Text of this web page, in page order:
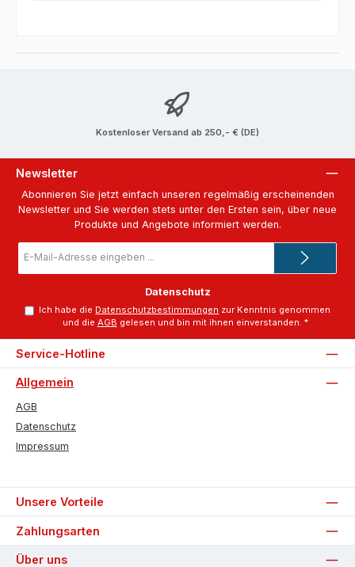
Kostenloser Versand ab 250,- € (DE)
Newsletter
Abonnieren Sie jetzt einfach unseren regelmäßig erscheinenden
Newsletter und Sie werden stets unter den Ersten sein, über neue
Produkte und Angebote informiert werden.
Mail-
Datenschutz
Ich habe die Datenschutzbestimmungen zur Kenntnis genommen
und die AGB gelesen und bin mit ihnen einverstanden. *
Service-Hotline
Allgemein
AGB
Datenschutz
Impressum
Unsere Vorteile
Zahlungsarten
Über uns